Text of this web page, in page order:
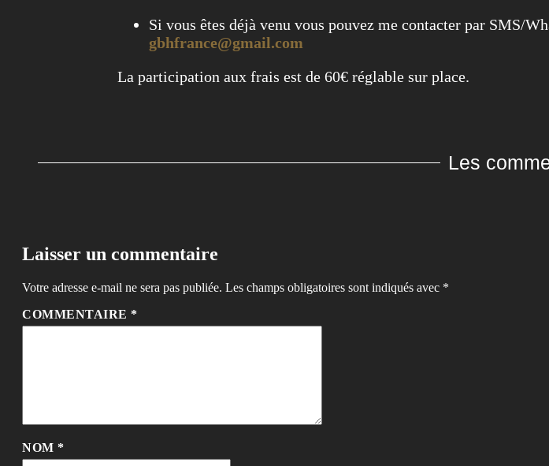
Si vous êtes déjà venu vous pouvez me contacter par SMS/
gbhfrance@gmail.com
La participation aux frais est de 60€ réglable sur place.
Les
Laisser un commentaire
Votre adresse e-mail ne sera pas publiée. Les champs obligatoires sont indiqués avec *
COMMENTAIRE *
NOM *